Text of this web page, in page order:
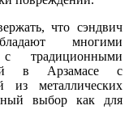
что сэндвич
многими
традиционными
в Арзамасе с
из металлических
выбор как для